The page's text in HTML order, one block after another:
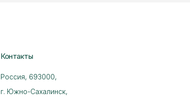
Контакты
Россия, 693000,
г. Южно-Сахалинск,